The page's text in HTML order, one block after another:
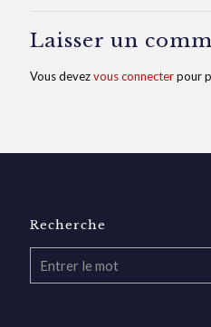
Laisser un
Vous devezvous connecterpour
Recherche